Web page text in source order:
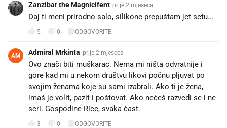
Zanzibar the Magnicifent prije 2 mjeseca
Daj ti meni prirodno salo, silikone prepuštam jet setu...
5 0 ODGOVORITE
AM Admiral Mrkinta prije 2 mjeseca
Ovo znači biti muškarac. Nema mi ništa odvratnije i
gore kad mi u nekom društvu likovi počnu pljuvat po
svojim ženama koje su sami izabrali. Ako ti je žena,
imaš je volit, pazit i poštovat. Ako nećeš razvedi se i ne
seri. Gospodine Rice, svaka čast.
3 0 ODGOVORITE